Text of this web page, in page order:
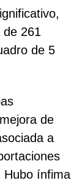
de 261
de 5
de
a
Hubo ínfima